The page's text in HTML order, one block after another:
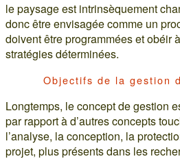
le paysage est intrinsèquement
donc être envisagée comme un
doivent être programmées et obéir
stratégies déterminées.
Objectifs de la gestion
Longtemps, le concept de gestion
par rapport à d’autres concepts
l’analyse, la conception, la
projet, plus présents dans les